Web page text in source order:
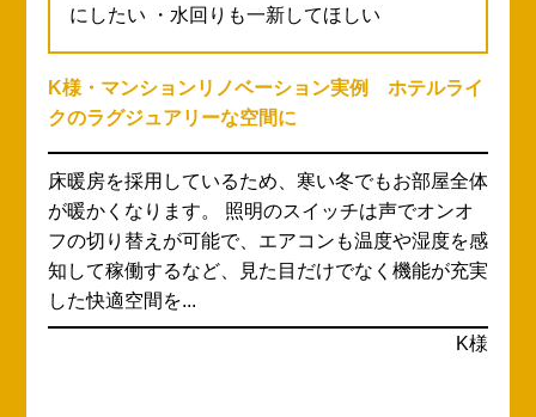
チンが狭いのでスペースを広くしたい
広島県福山市・S様｜リノベーション・水回りリフ
ォーム「母のために生活動線を良く、オシャレにし
たい」
キッチンやお風呂が古くなったことが気になり、当
社にご相談くださいました。 S様邸はご依頼主様と
お母様の2人暮らしで、週末には近くにお住まいの
弟さんご夫婦も頻繁に遊びにいらっしゃるとのこと
です。 リフォ...